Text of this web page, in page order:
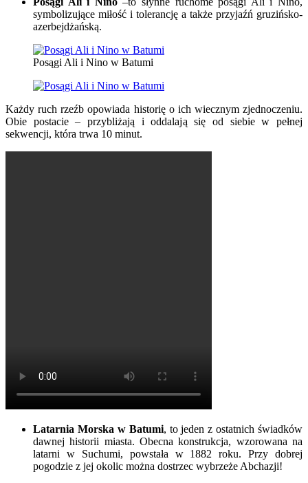
symbolizujące miłość i tolerancję a także przyjaźń gruzińsko-
azerbejdżańską.
Posągi Ali i Nino w Batumi
Każdy ruch rzeźb opowiada historię o ich wiecznym zjednoczeniu.
Obie postacie – przybliżają i oddalają się od siebie w pełnej
sekwencji, która trwa 10 minut.
Latarnia Morska w Batumi, to jeden z ostatnich świadków
dawnej historii miasta. Obecna konstrukcja, wzorowana na
latarni w Suchumi, powstała w 1882 roku. Przy dobrej
pogodzie z jej okolic można dostrzec wybrzeże Abchazji!